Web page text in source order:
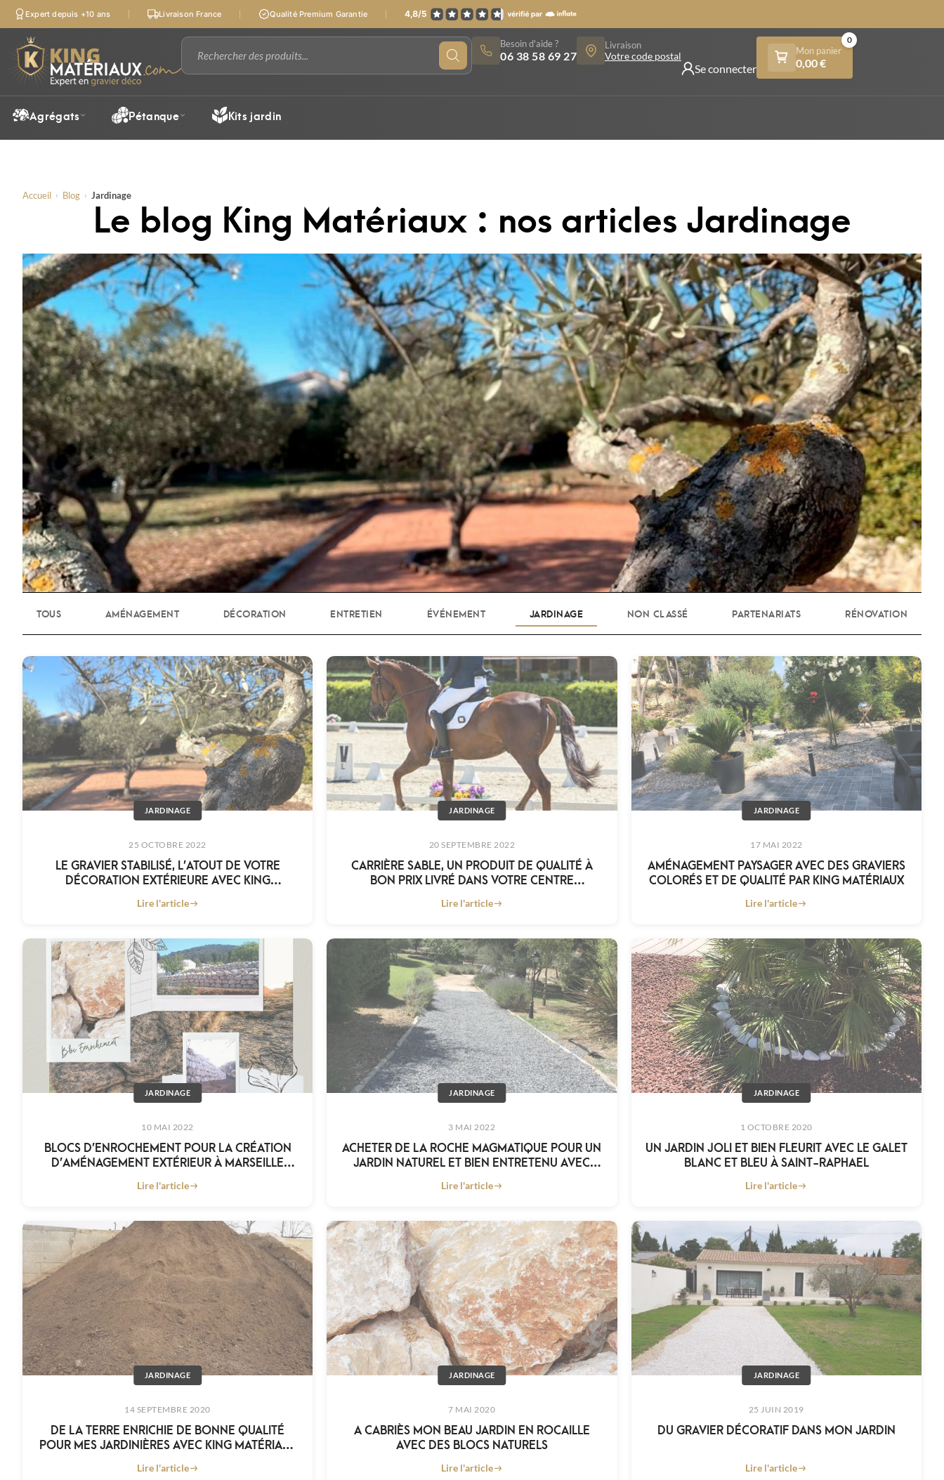
Expert depuis +10 ans Livraison France Qualité Premium Garantie
Besoin d'aide ?
06 38 58 69 27
Livraison
Votre code postal
Se connecter
Mon panier
0,00€
0
Agrégats Pétanque Kits jardin
Accueil › Blog › Jardinage
Le blog King Matériaux : nos articles Jardinage
TOUS AMÉNAGEMENT DÉCORATION ENTRETIEN ÉVÉNEMENT JARDINAGE NON CLASSÉ PARTENARIATS RÉNOVATION
JARDINAGE
25 OCTOBRE 2022
LE GRAVIER STABILISÉ, L’ATOUT DE VOTRE
DÉCORATION EXTÉRIEURE AVEC KING
Lire l'article
JARDINAGE
20 SEPTEMBRE 2022
CARRIÈRE SABLE, UN PRODUIT DE QUALITÉ À
BON PRIX LIVRÉ DANS VOTRE CENTRE
Lire l'article
JARDINAGE
17 MAI 2022
AMÉNAGEMENT PAYSAGER AVEC DES GRAVIERS
COLORÉS ET DE QUALITÉ PAR KING MATÉRIAUX
Lire l'article
JARDINAGE
10 MAI 2022
BLOCS D’ENROCHEMENT POUR LA CRÉATION
D’AMÉNAGEMENT EXTÉRIEUR À MARSEILLE
Lire l'article
JARDINAGE
3 MAI 2022
ACHETER DE LA ROCHE MAGMATIQUE POUR UN
JARDIN NATUREL ET BIEN ENTRETENU AVEC
Lire l'article
JARDINAGE
1 OCTOBRE 2020
UN JARDIN JOLI ET BIEN FLEURIT AVEC LE GALET
BLANC ET BLEU À SAINT-RAPHAEL
Lire l'article
JARDINAGE
14 SEPTEMBRE 2020
DE LA TERRE ENRICHIE DE BONNE QUALITÉ
POUR MES JARDINIÈRES AVEC KING MATÉRIAUX
Lire l'article
JARDINAGE
7 MAI 2020
A CABRIÈS MON BEAU JARDIN EN ROCAILLE
AVEC DES BLOCS NATURELS
Lire l'article
JARDINAGE
25 JUIN 2019
DU GRAVIER DÉCORATIF DANS MON JARDIN
Lire l'article